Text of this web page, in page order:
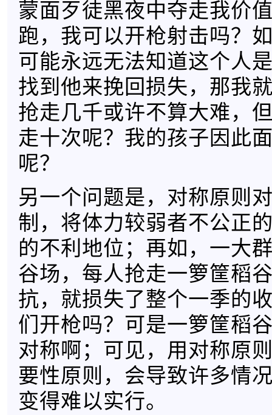
蒙面歹徒黑夜中夺走我价
跑，我可以开枪射击吗？
可能永远无法知道这个人
找到他来挽回损失，那我
抢走几千或许不算大难，
走十次呢？我的孩子因此
呢？
另一个问题是，对称原则
制，将体力较弱者不公正
的不利地位；再如，一大
谷场，每人抢走一箩筐稻
抗，就损失了整个一季的
们开枪吗？可是一箩筐稻
对称啊；可见，用对称原
要性原则，会导致许多情
变得难以实行。